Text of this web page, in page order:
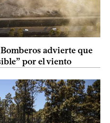
advierte que
por el viento